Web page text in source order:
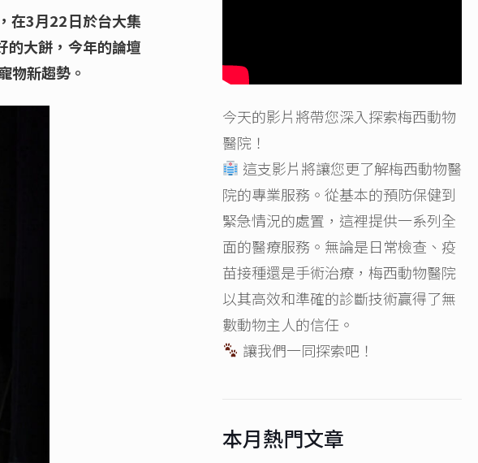
在3月22日於台大集
的大餅，今年的論壇
物新趨勢。
今天的影片將帶您深入探索梅西動物
醫院！
這支影片將讓您更了解梅西動物醫
院的專業服務。從基本的預防保健到
緊急情況的處置，這裡提供一系列全
面的醫療服務。無論是日常檢查、疫
苗接種還是手術治療，梅西動物醫院
以其高效和準確的診斷技術贏得了無
數動物主人的信任。
讓我們一同探索吧！
本月熱門文章